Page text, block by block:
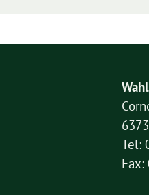
Tel: